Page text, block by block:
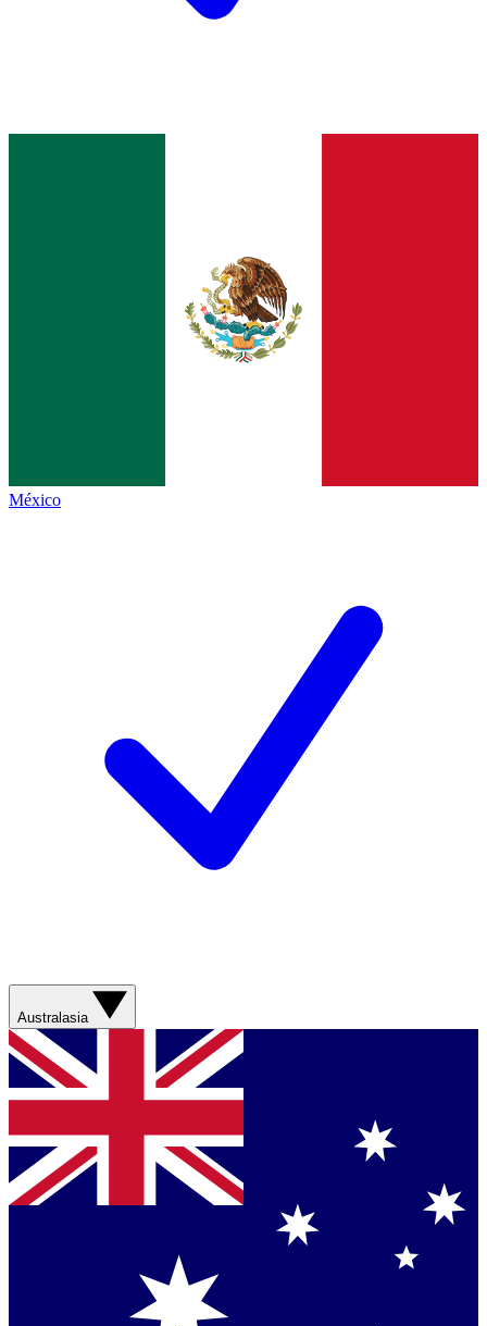
México
Australasia